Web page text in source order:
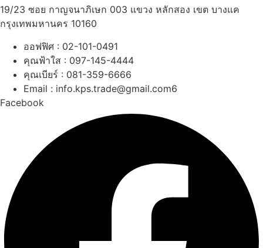
19/23 ซอย กาญจนาภิเษก 003 แขวง หลักสอง เขต บางแค
กรุงเทพมหานคร 10160
ออฟฟิศ : 02-101-0491
คุณฟ้าใส : 097-145-4444
คุณเบียร์ : 081-359-6666
Email : info.kps.trade@gmail.com6
Facebook